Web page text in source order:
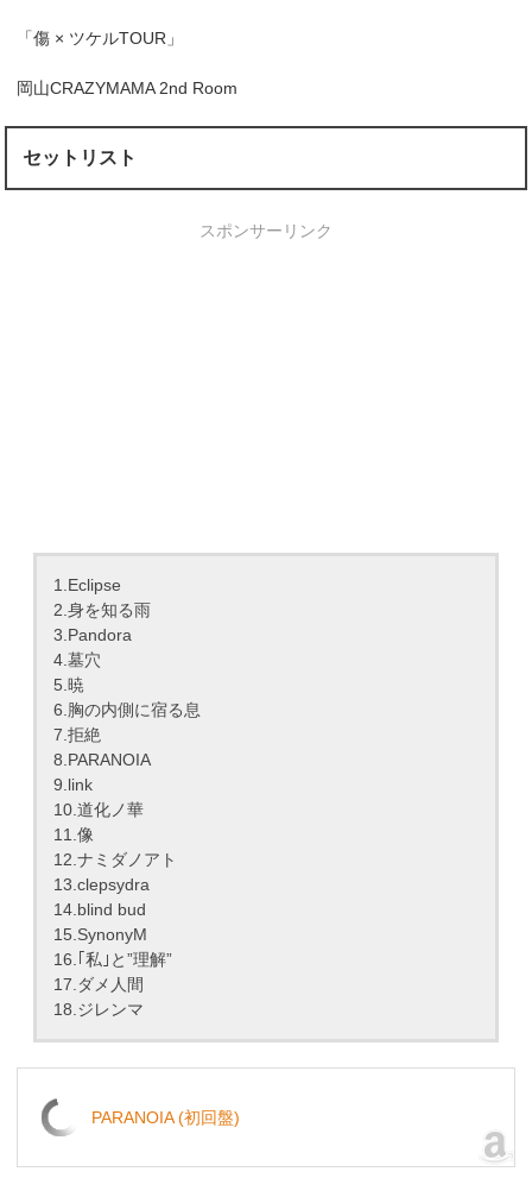
「傷 × ツケルTOUR」
岡山CRAZYMAMA 2nd Room
セットリスト
スポンサーリンク
1.Eclipse
2.身を知る雨
3.Pandora
4.墓穴
5.暁
6.胸の内側に宿る息
7.拒絶
8.PARANOIA
9.link
10.道化ノ華
11.像
12.ナミダノアト
13.clepsydra
14.blind bud
15.SynonyM
16.｢私｣と”理解”
17.ダメ人間
18.ジレンマ
PARANOIA (初回盤)